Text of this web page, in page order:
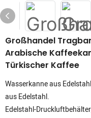
Großhandel
Arabische
Türkischer Kaffee
Wasserkanne aus
aus Edelstahl.
Edelstahl-